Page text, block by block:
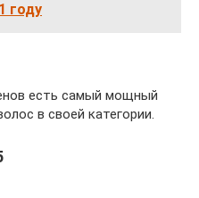
году
есть самый мощный
в своей категории.